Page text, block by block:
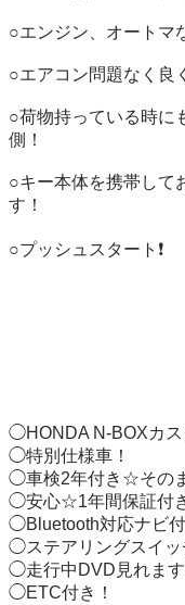
○エンジン、オートマ
○エアコン問題なく良
○荷物持っている時に
側！
○キー本体を携帯して
す！
○プッシュスタート❗️
◯HONDA N-BOXカス
◯特別仕様車！
◯車検2年付き☆その
◯安心☆1年間保証付
◯Bluetooth対応ナビ
◯ステアリングスイッ
◯走行中DVD見れま
◯ETC付き！